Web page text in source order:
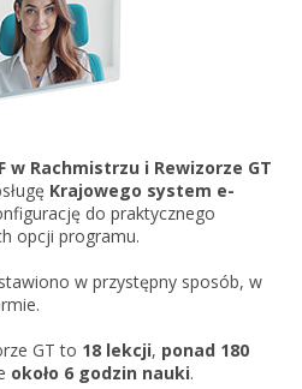
po kroku
nexo PRO
GT
KSeF dla firm
KSeF dla biur
InsERT
w Rachmistrzu i Rewizorze GT
Krajowego system e-
do praktycznego
opcji programu.
w przystępny sposób, w
GT to 18 lekcji, ponad 180
około 6 godzin nauki.